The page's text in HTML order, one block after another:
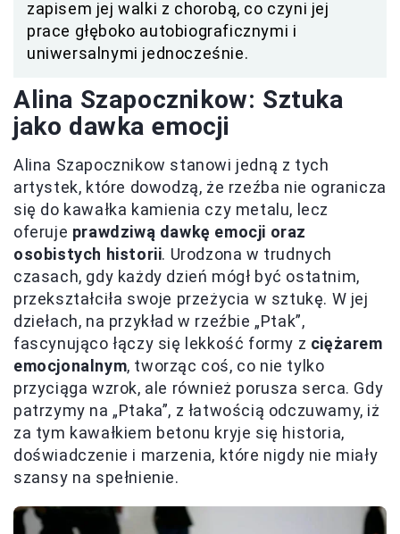
zapisem jej walki z chorobą, co czyni jej
prace głęboko autobiograficznymi i
uniwersalnymi jednocześnie.
Alina Szapocznikow: Sztuka
jako dawka emocji
Alina Szapocznikow stanowi jedną z tych
artystek, które dowodzą, że rzeźba nie ogranicza
się do kawałka kamienia czy metalu, lecz
oferuje prawdziwą dawkę emocji oraz
osobistych historii. Urodzona w trudnych
czasach, gdy każdy dzień mógł być ostatnim,
przekształciła swoje przeżycia w sztukę. W jej
dziełach, na przykład w rzeźbie „Ptak”,
fascynująco łączy się lekkość formy z ciężarem
emocjonalnym, tworząc coś, co nie tylko
przyciąga wzrok, ale również porusza serca. Gdy
patrzymy na „Ptaka”, z łatwością odczuwamy, iż
za tym kawałkiem betonu kryje się historia,
doświadczenie i marzenia, które nigdy nie miały
szansy na spełnienie.